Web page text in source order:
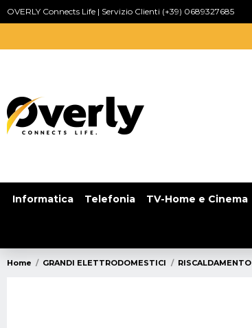
OVERLY Connects Life | Servizio Clienti (+39) 0689327685
Informatica Telefonia TV-Home e Cinema
Home GRANDI ELETTRODOMESTICI RISCALDAMENTO